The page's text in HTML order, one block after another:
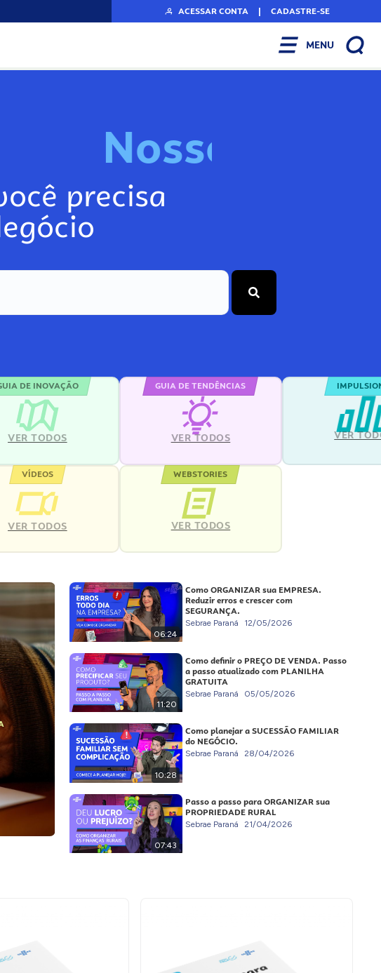
ACESSAR CONTA | CADASTRE-SE
MENU
Nosso
precisa
DE INOVAÇÃO
VER TODOS
GUIA DE TENDÊNCIAS
VER TODOS VER
VÍDEOS
VER TODOS
WEBSTORIES
VER TODOS
06:24
Como ORGANIZAR sua EMPRESA.
Reduzir erros e crescer com
SEGURANÇA.
Sebrae Paraná 12/05/2026
11:20
Como definir o PREÇO DE VENDA. Passo
a passo atualizado com PLANILHA
GRATUITA
Sebrae Paraná 05/05/2026
10:28
Como planejar a SUCESSÃO FAMILIAR
do NEGÓCIO.
Sebrae Paraná 28/04/2026
07:43
Passo a passo para ORGANIZAR sua
PROPRIEDADE RURAL
Sebrae Paraná 21/04/2026